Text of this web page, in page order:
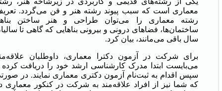
معماری است که سبب پیوند رشته هنر و فن می‌گردد.
رشته معماری را می‌توان طراحی و هنر ساختن
ساختمان‌ها، فضاهای درونی و بیرونی بناهایی که گاهی تا
سال باقی می‌مانند، بیان کرد.
برای شرکت در آزمون دکترا معماری، داوطلبان
می‌بایست ابتدا مدرک کارشناسی ارشد خود را دریافت
سپس اقدام به ثبت‌نام آزمون دکتری معماری نمایند. در
که شما نیز از افراد علاقه‌مند به شرکت در کنکور معماری